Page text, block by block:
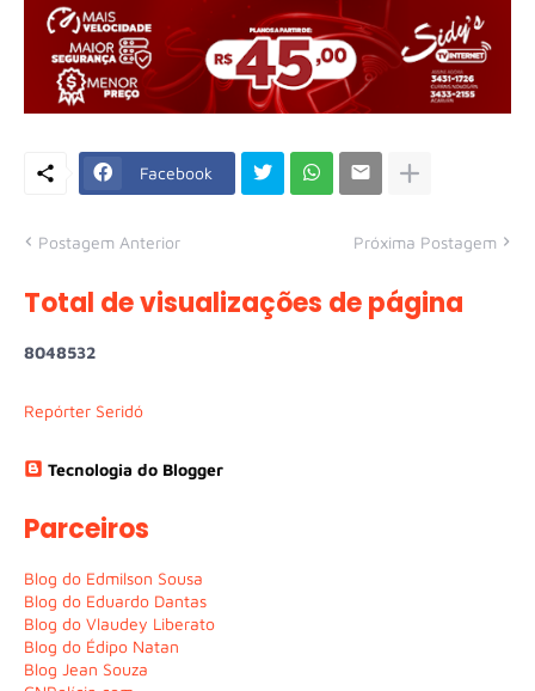
Facebook
Postagem Anterior Próxima Postagem
Total de visualizações de página
8048532
Repórter Seridó
Tecnologia do Blogger
Parceiros
Blog do Edmilson Sousa
Blog do Eduardo Dantas
Blog do Vlaudey Liberato
Blog do Édipo Natan
Blog Jean Souza